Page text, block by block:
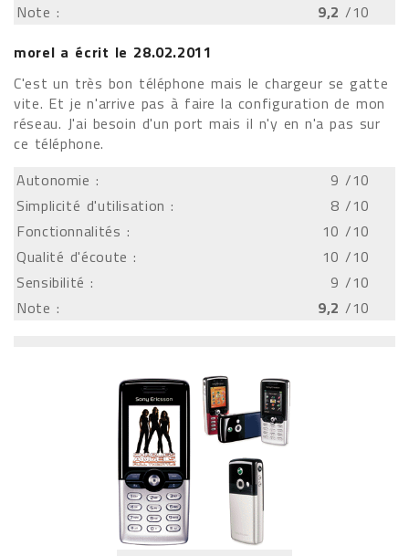
Note :
9,2 /10
morel a écrit le 28.02.2011
C'est un très bon téléphone mais le chargeur se gatte
vite. Et je n'arrive pas à faire la configuration de mon
réseau. J'ai besoin d'un port mais il n'y en n'a pas sur
ce téléphone.
Autonomie :
9 /10
Simplicité d'utilisation :
8 /10
Fonctionnalités :
10 /10
Qualité d'écoute :
10 /10
Sensibilité :
9 /10
Note :
9,2 /10